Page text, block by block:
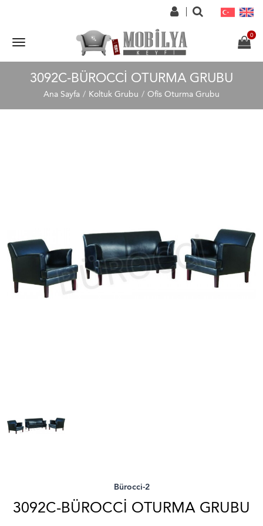
3092C-BÜROCCI OTURMA GRUBU
Ana Sayfa Koltuk Grubu Ofis Oturma Grubu
Bürocci-2
3092C-BÜROCCI OTURMA GRUBU